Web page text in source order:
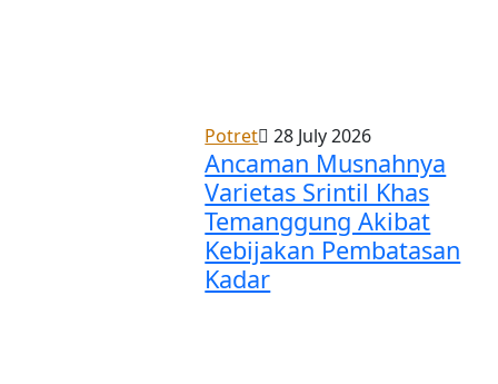
Potret 28 July 2026
Ancaman Musnahnya
Varietas Srintil Khas
Temanggung Akibat
Kebijakan Pembatasan
Kadar